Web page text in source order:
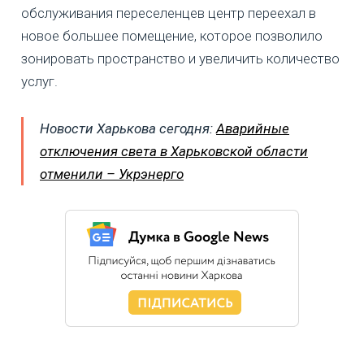
обслуживания переселенцев центр переехал в
новое большее помещение, которое позволило
зонировать пространство и увеличить количество
услуг.
Новости Харькова сегодня:Аварийные
отключения света в Харьковской области
отменили – Укрэнерго